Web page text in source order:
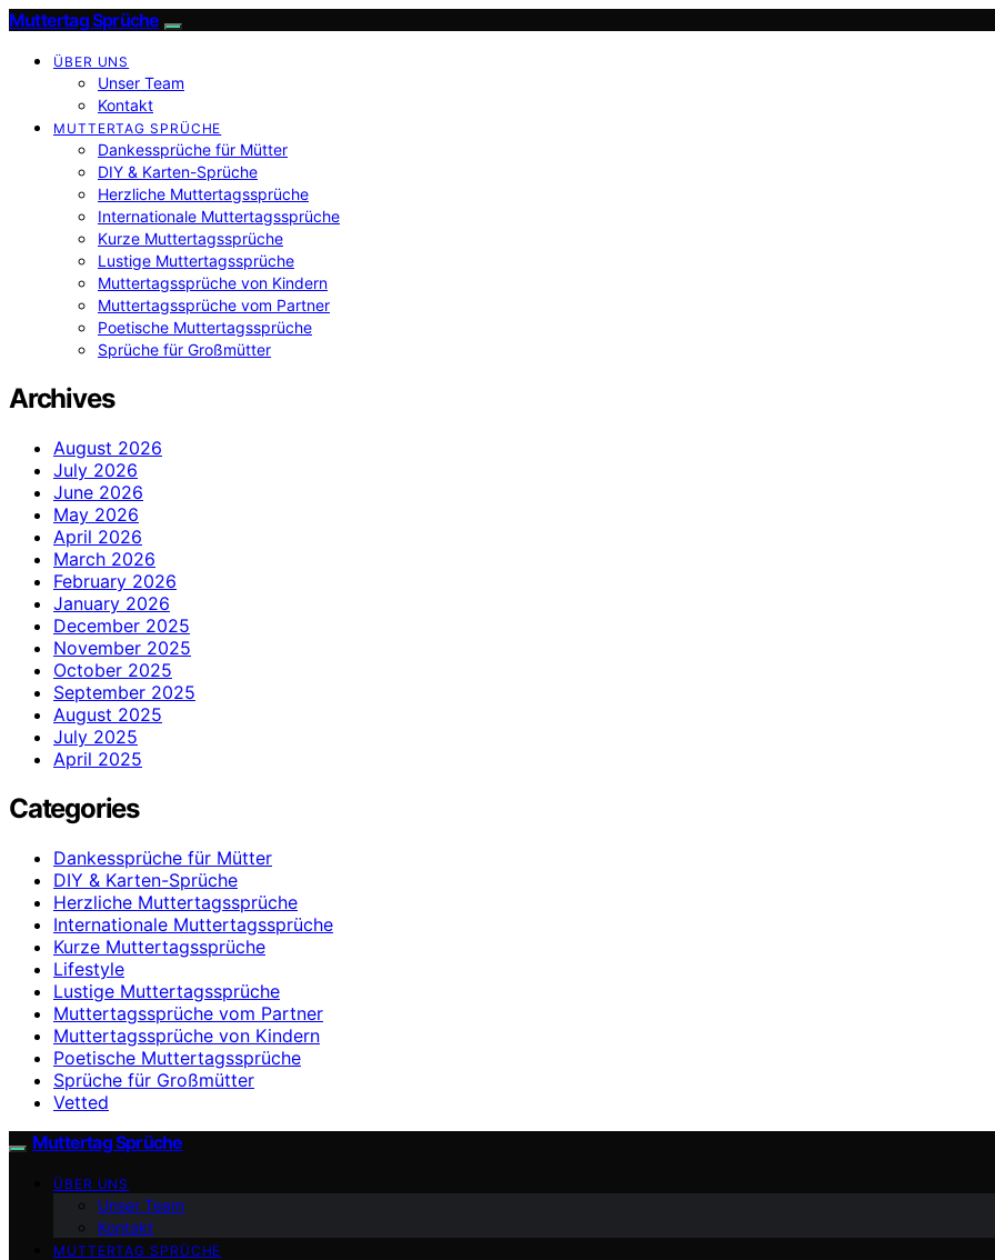
Muttertag Sprüche
ÜBER UNS
Unser Team
Kontakt
MUTTERTAG SPRÜCHE
Dankessprüche für Mütter
DIY & Karten-Sprüche
Herzliche Muttertagssprüche
Internationale Muttertagssprüche
Kurze Muttertagssprüche
Lustige Muttertagssprüche
Muttertagssprüche von Kindern
Muttertagssprüche vom Partner
Poetische Muttertagssprüche
Sprüche für Großmütter
Archives
August 2026
July 2026
June 2026
May 2026
April 2026
March 2026
February 2026
January 2026
December 2025
November 2025
October 2025
September 2025
August 2025
July 2025
April 2025
Categories
Dankessprüche für Mütter
DIY & Karten-Sprüche
Herzliche Muttertagssprüche
Internationale Muttertagssprüche
Kurze Muttertagssprüche
Lifestyle
Lustige Muttertagssprüche
Muttertagssprüche vom Partner
Muttertagssprüche von Kindern
Poetische Muttertagssprüche
Sprüche für Großmütter
Vetted
Muttertag Sprüche
ÜBER UNS
Unser Team
Kontakt
MUTTERTAG SPRÜCHE